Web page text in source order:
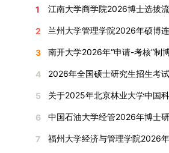
道在培养过程中表现优异者，毕
程（一）基本申请条件不同选拔
足相应规定：本科直博生须符合
请者应满足当年度上海交通大学
基本条件及各学院补充规定。（
达成一致后进行网上报名：本科
间登录国家推荐免试服务系统完
整理申请材料，确保材料齐全、
质申请材料及自查表须于2025年
示：材料送达时间以签收时间为
理；建议选择可靠快递方式邮寄
弄虚作假者，资格审查将不予通
不予退还。考生须对报名信息的
改，须在报名截止前重新填报。
社会实践等多种途径，提升研究
人。二、优化招生与学科结构，
西南林业大学主动对接国家重大
育服务经济社会发展的能力。目
一级学科博士点、1个博士专业学
五”期间，学校研究生规模实现
究生规模增长达211%。在招生宣
1
2
3
4
5
6
7